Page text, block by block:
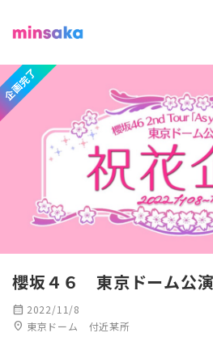
企画完了
櫻坂４６ 東京ドーム公
calendar_month 2022/11/8
location_on 東京ドーム 付近某所